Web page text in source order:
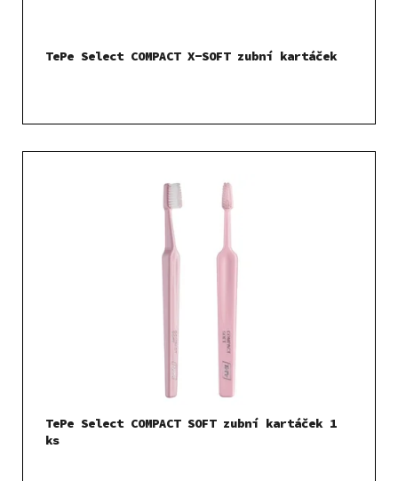
TePe Select COMPACT X-SOFT zubní kartáček
TePe Select COMPACT SOFT zubní kartáček 1
ks